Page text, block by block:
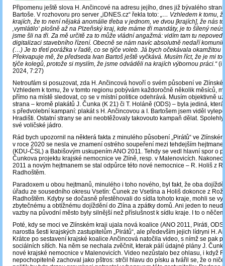
Připomenu ještě slova H. Ančincové na adresu jejího, dnes již bývalého
Bartoše. V rozhovoru pro server „iDNES.cz“ řekla toto: „… Vzhledem k tomu,
krajích, že to není nějaká anomálie třeba v jednom, ve dvou [krajích], že nás
‚vymlátilo‘ plošně až na Plzeňský kraj, kde máme tři mandáty, je to šílený
jsme šli na tři. Za mě určitě za to může vládní angažmá: vidím tam tu
digitalizaci stavebního řízení. Obecně se nám navíc absolutně nedaří
(…) Je to třetí porážka v řadě, co se týče voleb. Já bych očekávala okamžitou
Překvapuje mě, že předseda Ivan Bartoš ještě vyčkává. Musím říct, že je mi to
týče kolegů, protože si myslím, že jsme odváděli na krajích výbornou práci.“
2024, 7:27)
Netroufám si posuzovat, zda H. Ančincová hovoří o svém působení ve
Vzhledem k tomu, že v tomto regionu pobývám každoročně několik měsíců,
přímo na místě sledovat, co se v místní politice odehrává. Musím objektivně
strana – kromě plakátů J. Čunka (K 21) či T. Holáně (ODS) – byla jediná,
s předvolební kampaní: plakát s H. Ančincovou a I. Bartošem jsem viděl
Hradišti. Ostatní strany se ani neobtěžovaly takovouto kampaň dělat.
své voličské jádro.
Rád bych upozornil na některá fakta z minulého působení „Pirátů“ ve
v roce 2020 se nesla ve znamení ostrého soupeření mezi tehdejším
(KDU-ČSL) a Babišovým uskupením ANO 2011. Tehdy se vedl hlavní spor o
Čunkova projektu krajské nemocnice ve Zlíně, resp. v Malenovicích. Nakonec
2011 a novým hejtmanem se stal odpůrce této nové nemocnice – R. Holiš z
Radhoštěm.
Paradoxem u obou hejtmanů, minulého i toho nového, byl fakt, že oba
úřadu ze sousedního okresu Vsetín: Čunek ze Vsetína a Holiš dokonce z
Radhoštěm. Kdyby se dočasně přestěhovali do sídla tohoto kraje, mohli se
zbytečnému a obtížnému dojíždění do Zlína a zpátky domů. Ani jeden to
vazby na původní město byly silnější než příslušnost k sídlu kraje. I to o
Poté, kdy se moci ve Zlínském kraji ujala nová koalice (ANO 2011, Piráti,
narostla šesti krajských zastupitelům „Pirátů“, ale především jejich lídryni H.
Krátce po sestavení krajské koalice Ančincová natočila video, s nímž se pak
sociálních sítích. Na něm se nechala zvěčnit, kterak pálí údajné plány J.
nové krajské nemocnice v Malenovicích. Video nezůstalo bez ohlasu, i když
nepochopitelně zachoval jako pštros: strčil hlavu do písku a tvářil se, že o